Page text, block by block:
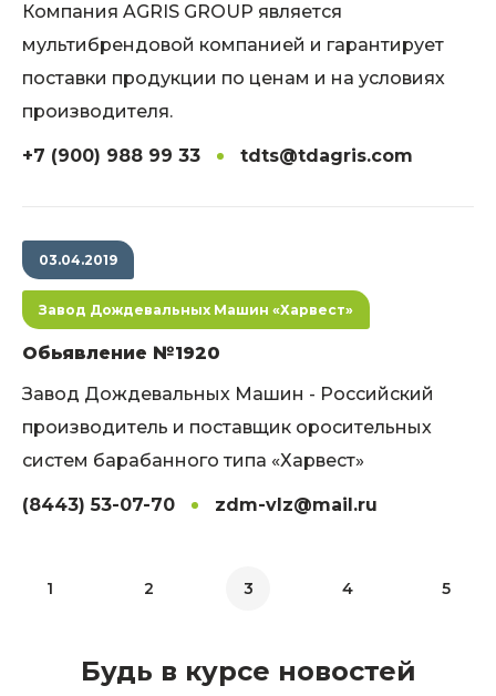
Компания AGRIS GROUP является
мультибрендовой компанией и гарантирует
поставки продукции по ценам и на условиях
производителя.
+7 (900) 988 99 33 tdts@tdagris.com
03.04.2019
Завод Дождевальных Машин «Харвест»
Обьявление №1920
Завод Дождевальных Машин - Российский
производитель и поставщик оросительных
систем барабанного типа «Харвест»
(8443) 53-07-70 zdm-vlz@mail.ru
1 2 3 4 5
Будь в курсе новостей